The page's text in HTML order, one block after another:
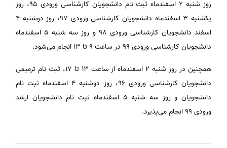
روز شنبه ۲ اسفندماه ثبت نام دانشجویان کارشناسی ورودی ۹۵، روز
یکشنبه ۳ اسفندماه دانشجویان کارشناسی ورودی ۹۷، روز دوشنبه ۴
اسفند دانشجویان کارشناسی ورودی ۹۸ و روز سه شنبه ۵ اسفندماه
دانشجویان کارشناسی ورودی ۹۹ در ساعت ۹ تا ۱۳ انجام می‌شود.
همچنین در روز شنبه ۲ اسفندماه از ساعت ۱۳ تا ۱۷، ثبت نام ترمیمی
دانشجویان کارشناسی ورودی ۹۶، روز دوشنبه ۴ اسفندماه ثبت نام
دانشجویان و روز سه شنبه ۵ اسفندماه ثبت نام دانشجویان ارشد
ورودی ۹۹ انجام می‌پذیرد.